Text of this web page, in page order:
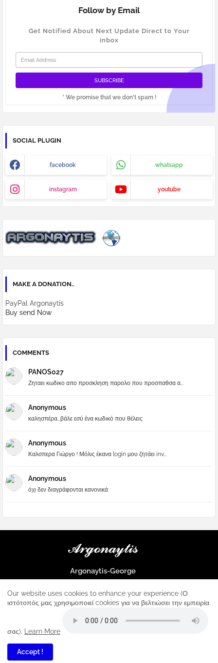
Follow by Email
Get Notified About Next Update Direct to Your
inbox
* We promise that we don't spam !
SOCIAL PLUGIN
facebook whatsapp
instagram youtube
MAKE A DONATION..
PayPal Argonaytis
Buy send Now
COMMENTS
PANOS027
Ζηταει κωδικο απο προσκληση παρολο που προσπαθσα α...
Anonymous
καλησπέρα...βάλε εσύ ένα κωδικό που θέλεις
Anonymous
Καλσπερα Γιώργο ! Μόλις έκανα login μου ζητάει inv...
Anonymous
όχι δεν διαγράφονται κανονικά
Argonaytis-George
μοναδικός σταθμός για κάθε iphone
All Right Reserved Copyright ...
Home
Our website uses cookies to enhance your experience (Ο
ιστότοπός μας χρησιμοποιεί cookies για να βελτιώσει την εμπειρία
σας). Learn More
Accept !